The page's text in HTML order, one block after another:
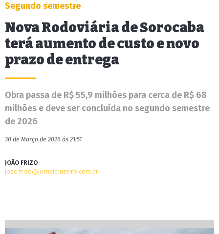
Segundo semestre
Nova Rodoviária de Sorocaba
terá aumento de custo e novo
prazo de entrega
Obra passa de R$ 55,9 milhões para cerca de R$ 68
milhões e deve ser concluída no segundo semestre
de 2026
30 de Março de 2026 às 21:51
JOÃO FRIZO
joao.frizo@jornalcruzeiro.com.br